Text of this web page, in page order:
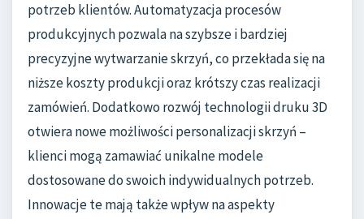
potrzeb klientów. Automatyzacja procesów
produkcyjnych pozwala na szybsze i bardziej
precyzyjne wytwarzanie skrzyń, co przekłada się na
niższe koszty produkcji oraz krótszy czas realizacji
zamówień. Dodatkowo rozwój technologii druku 3D
otwiera nowe możliwości personalizacji skrzyń –
klienci mogą zamawiać unikalne modele
dostosowane do swoich indywidualnych potrzeb.
Innowacje te mają także wpływ na aspekty